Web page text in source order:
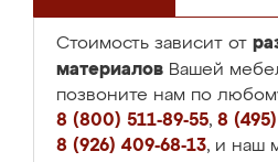
Стоимость зависит от
материалов Вашей
позвоните нам по
8 (800) 511-89-55, 8
8 (926) 409-68-13, и наш